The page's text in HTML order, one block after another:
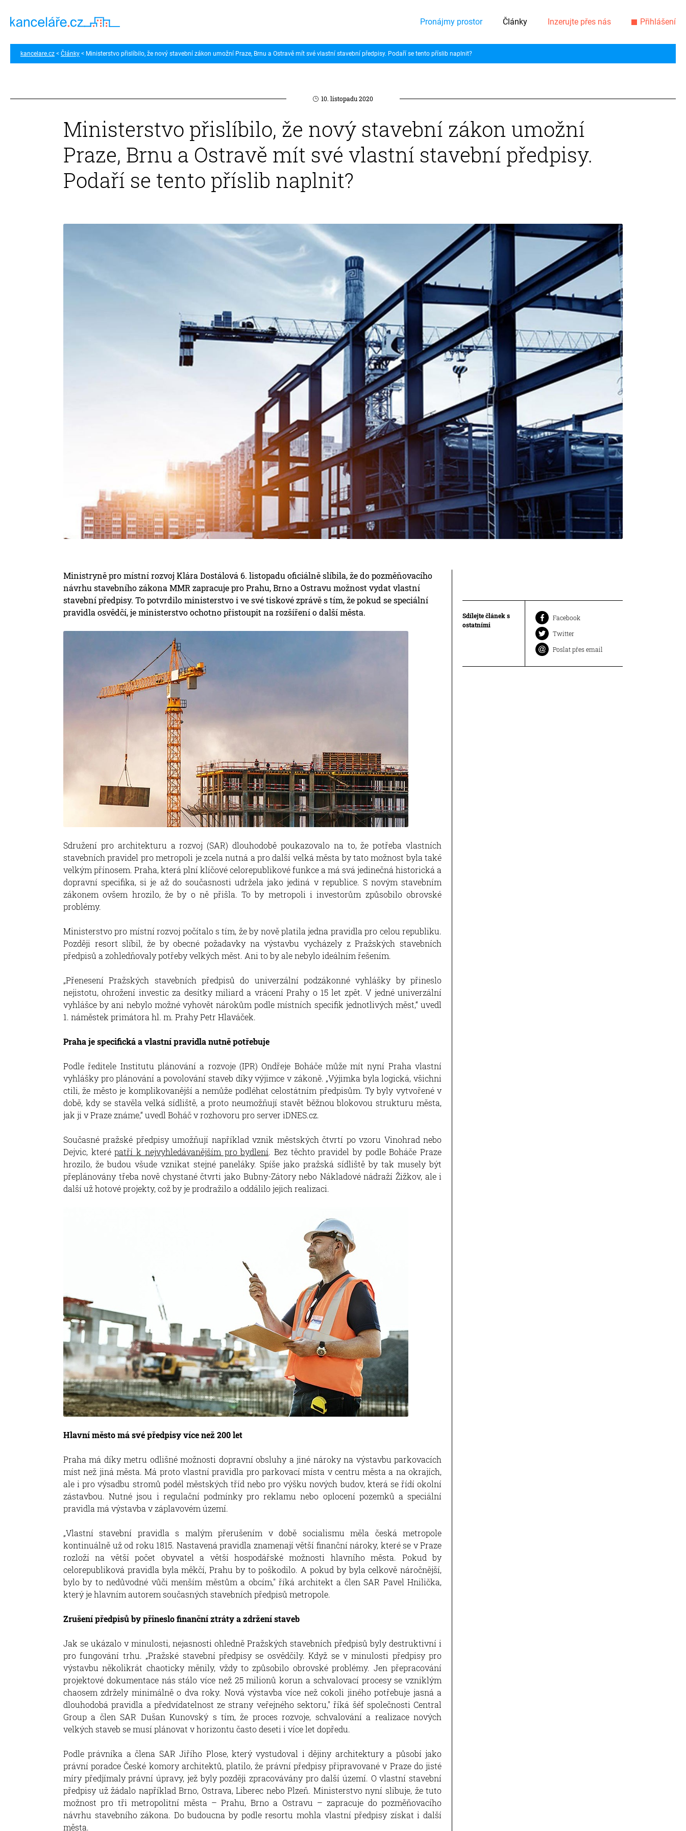
Pronájmy prostor Články Inzerujte přes nás Přihlášení
kancelare.cz Články Ministerstvo přislíbilo, že nový stavební zákon umožní Praze, Brnu a Ostravě mít své vlastní stavební předpisy. Podaří se tento příslib naplnit?
10. listopadu 2020
Ministerstvo přislíbilo, že nový stavební zákon umožní
Praze, Brnu a Ostravě mít své vlastní stavební předpisy.
Podaří se tento příslib naplnit?
Ministryně pro místní rozvoj Klára Dostálová 6. listopadu oficiálně slíbila, že do pozměňovacího
návrhu stavebního zákona MMR zapracuje pro Prahu, Brno a Ostravu možnost vydat vlastní
stavební předpisy. To potvrdilo ministerstvo i ve své tiskové zprávě s tím, že pokud se speciální
pravidla osvědčí, je ministerstvo ochotno přistoupit na rozšíření o další města.
Sdružení pro architekturu a rozvoj (SAR) dlouhodobě poukazovalo na to, že potřeba vlastních
stavebních pravidel pro metropoli je zcela nutná a pro další velká města by tato možnost byla také
velkým přínosem. Praha, která plní klíčové celorepublikové funkce a má svá jedinečná historická a
dopravní specifika, si je až do současnosti udržela jako jediná v republice. S novým stavebním
zákonem ovšem hrozilo, že by o ně přišla. To by metropoli i investorům způsobilo obrovské
problémy.
Ministerstvo pro místní rozvoj počítalo s tím, že by nově platila jedna pravidla pro celou republiku.
Později resort slíbil, že by obecné požadavky na výstavbu vycházely z Pražských stavebních
předpisů a zohledňovaly potřeby velkých měst. Ani to by ale nebylo ideálním řešením.
„Přenesení Pražských stavebních předpisů do univerzální podzákonné vyhlášky by přineslo
nejistotu, ohrožení investic za desítky miliard a vrácení Prahy o 15 let zpět. V jedné univerzální
vyhlášce by ani nebylo možné vyhovět nárokům podle místních specifik jednotlivých měst,“ uvedl
1. náměstek primátora hl. m. Prahy Petr Hlaváček.
Praha je specifická a vlastní pravidla nutně potřebuje
Podle ředitele Institutu plánování a rozvoje (IPR) Ondřeje Boháče může mít nyní Praha vlastní
vyhlášky pro plánování a povolování staveb díky výjimce v zákoně. „Výjimka byla logická, všichni
ctili, že město je komplikovanější a nemůže podléhat celostátním předpisům. Ty byly vytvořené v
době, kdy se stavěla velká sídliště, a proto neumožňují stavět běžnou blokovou strukturu města,
jak ji v Praze známe,“ uvedl Boháč v rozhovoru pro server iDNES.cz.
Současné pražské předpisy umožňují například vznik městských čtvrtí po vzoru Vinohrad nebo
Dejvic, kterépatří k nejvyhledávanějším pro bydlení. Bez těchto pravidel by podle Boháče Praze
hrozilo, že budou všude vznikat stejné paneláky. Spíše jako pražská sídliště by tak musely být
přeplánovány třeba nově chystané čtvrti jako Bubny-Zátory nebo Nákladové nádraží Žižkov, ale i
další už hotové projekty, což by je prodražilo a oddálilo jejich realizaci.
Hlavní město má své předpisy více než 200 let
Praha má díky metru odlišné možnosti dopravní obsluhy a jiné nároky na výstavbu parkovacích
míst než jiná města. Má proto vlastní pravidla pro parkovací místa v centru města a na okrajích,
ale i pro výsadbu stromů podél městských tříd nebo pro výšku nových budov, která se řídí okolní
zástavbou. Nutné jsou i regulační podmínky pro reklamu nebo oplocení pozemků a speciální
pravidla má výstavba v záplavovém území.
„Vlastní stavební pravidla s malým přerušením v době socialismu měla česká metropole
kontinuálně už od roku 1815. Nastavená pravidla znamenají větší finanční nároky, které se v Praze
rozloží na větší počet obyvatel a větší hospodářské možnosti hlavního města. Pokud by
celorepubliková pravidla byla měkčí, Prahu by to poškodilo. A pokud by byla celkově náročnější,
bylo by to nedůvodné vůči menším městům a obcím," říká architekt a člen SAR Pavel Hnilička,
který je hlavním autorem současných stavebních předpisů metropole.
Zrušení předpisů by přineslo finanční ztráty a zdržení staveb
Jak se ukázalo v minulosti, nejasnosti ohledně Pražských stavebních předpisů byly destruktivní i
pro fungování trhu. „Pražské stavební předpisy se osvědčily. Když se v minulosti předpisy pro
výstavbu několikrát chaoticky měnily, vždy to způsobilo obrovské problémy. Jen přepracování
projektové dokumentace nás stálo více než 25 milionů korun a schvalovací procesy se vzniklým
chaosem zdržely minimálně o dva roky. Nová výstavba více než cokoli jiného potřebuje jasná a
dlouhodobá pravidla a předvídatelnost ze strany veřejného sektoru," říká šéf společnosti Central
Group a člen SAR Dušan Kunovský s tím, že proces rozvoje, schvalování a realizace nových
velkých staveb se musí plánovat v horizontu často deseti i více let dopředu.
Podle právníka a člena SAR Jiřího Plose, který vystudoval i dějiny architektury a působí jako
právní poradce České komory architektů, platilo, že právní předpisy připravované v Praze do jisté
míry předjímaly právní úpravy, jež byly později zpracovávány pro další území. O vlastní stavební
předpisy už žádalo například Brno, Ostrava, Liberec nebo Plzeň. Ministerstvo nyní slibuje, že tuto
možnost pro tři metropolitní města – Prahu, Brno a Ostravu – zapracuje do pozměňovacího
návrhu stavebního zákona. Do budoucna by podle resortu mohla vlastní předpisy získat i další
města.
Sdílejte článek s
ostatními
Facebook
Twitter
Poslat přes email